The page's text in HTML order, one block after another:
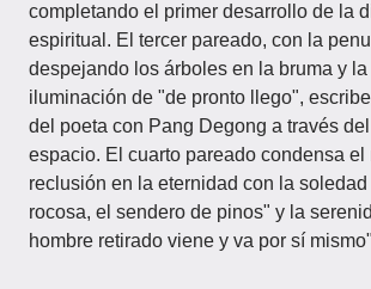
completando el primer desarrollo de la
espiritual. El tercer pareado, con la
despejando los árboles en la bruma y la
iluminación de "de pronto llego",
del poeta con Pang Degong a través del
espacio. El cuarto pareado condensa el
reclusión en la eternidad con la
rocosa, el sendero de pinos" y la
hombre retirado viene y va por sí